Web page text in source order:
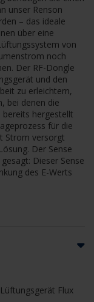
unser Renson
– das ideale
über eine
von
noch
Der RF-Dongle
und den
zu erleichtern,
bei denen die
bereits hergestellt
für die
Strom versorgt
Der Sense
Dieser Sense
des E-Werts
Flux